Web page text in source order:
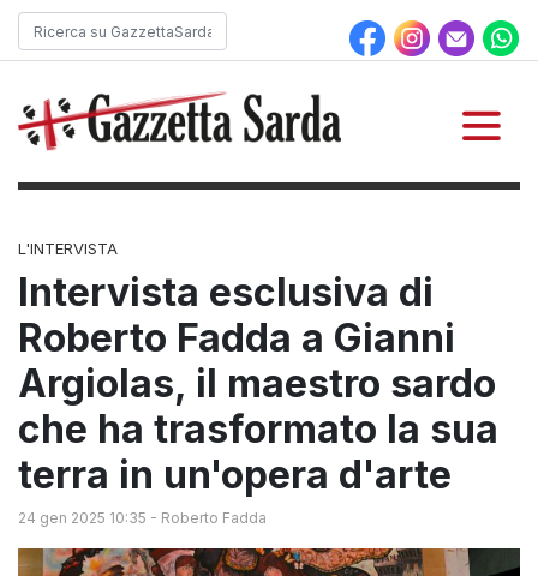
L'INTERVISTA
Intervista esclusiva di
Roberto Fadda a Gianni
Argiolas, il maestro sardo
che ha trasformato la sua
terra in un'opera d'arte
24 gen 2025 10:35 - Roberto Fadda